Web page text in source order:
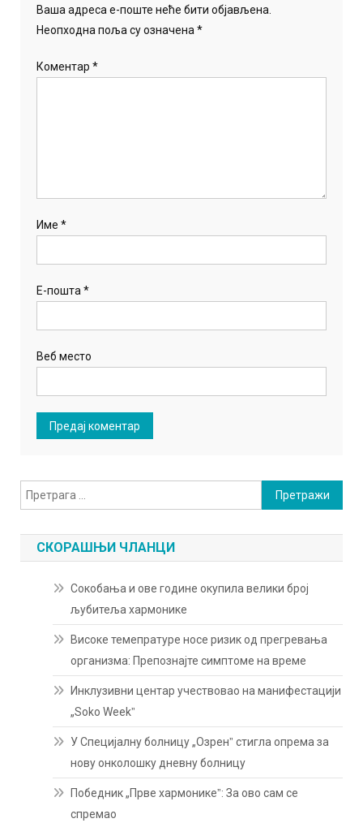
Ваша адреса е-поште неће бити објављена.
Неопходна поља су означена*
Коментар*
Име*
Е-пошта*
Веб место
Претрага
за:
СКОРАШЊИ ЧЛАНЦИ
Сокобања и ове године окупила велики број
љубитеља хармонике
Високе темепратуре носе ризик од прегревања
организма: Препознајте симптоме на време
Инклузивни центар учествовао на манифестацији
„Soko Weekˮ
У Специјалну болницу „Озренˮ стигла опрема за
нову онколошку дневну болницу
Победник „Прве хармоникеˮ: За ово сам се
спремао